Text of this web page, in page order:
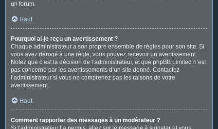
un forum.
Haut
Pourquoi ai-je reçu un avertissement ?
Chaque administrateur a son propre ensemble de règles pour son site. Si
vous avez dérogé à une règle, vous pouvez recevoir un avertissement.
Notez que c’est la décision de l’administrateur, et que phpBB Limited n’est
pas concerné par les avertissements d’un site donné. Contactez
l’administrateur si vous ne comprenez pas les raisons de votre
avertissement.
Haut
Comment rapporter des messages à un modérateur ?